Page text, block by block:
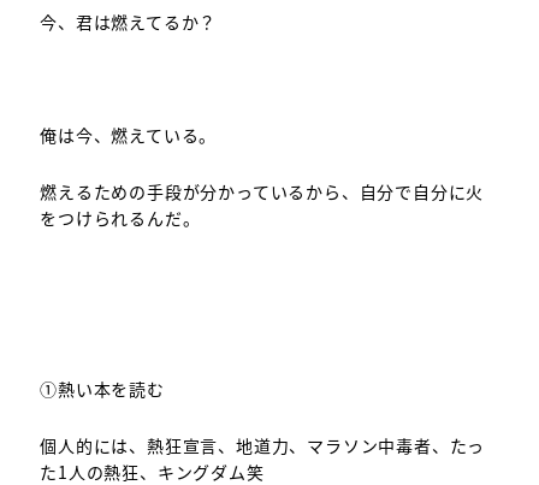
今、君は燃えてるか？
俺は今、燃えている。
燃えるための手段が分かっているから、自分で自分に火
をつけられるんだ。
①熱い本を読む
個人的には、熱狂宣言、地道力、マラソン中毒者、たっ
た1人の熱狂、キングダム笑